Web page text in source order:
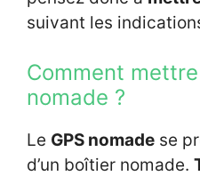
suivant les
Comment
nomade ?
Le GPS nomade se
d’un boîtier nomade.